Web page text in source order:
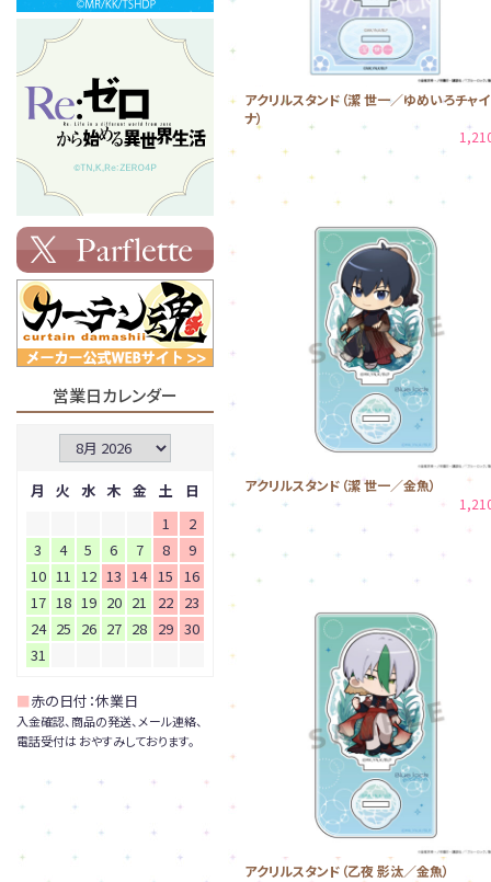
アクリルスタンド（潔 世一／ゆめいろチャイ
ナ）
アクリルスタンド（潔 世一／金魚）
アクリルスタンド（乙夜 影汰／金魚）
営業日カレンダー
月 火 水 木 金 土
日
1
2
3
4 5 6 7 8
9
10 11 12 13 14 15
16
17 18 19 20 21 22 23
24 25 26 27 28 29 30
31
■赤の日付：休業日
入金確認、商品の発送、メール連絡、
電話受付は おやすみしております。